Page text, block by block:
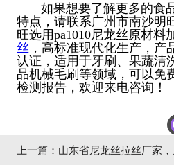
如果想要了解更多的食品
特点，请联系广州市南沙明
旺选用pa1010尼龙丝原材料
丝 ，高标准现代化生产，产
认证，适用于牙刷、果蔬清
品机械毛刷等领域，可以免
检测报告，欢迎来电咨询！
上一篇： 山东省尼龙丝拉丝厂家